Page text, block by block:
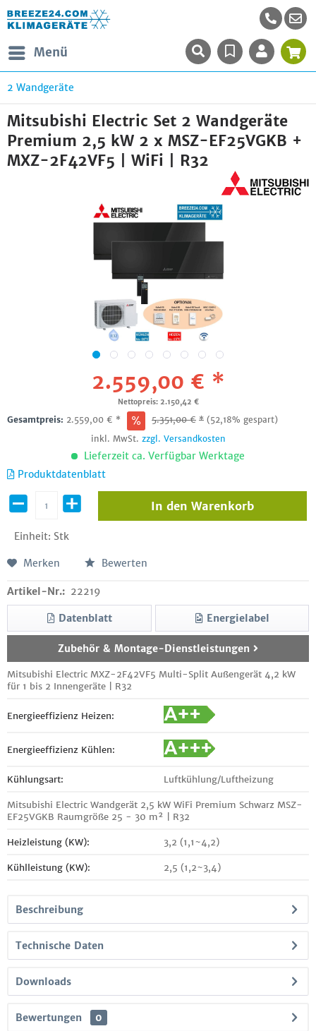
Menü
2 Wandgeräte
Mitsubishi Electric Set 2 Wandgeräte
Premium 2,5 kW 2 x MSZ-EF25VGKB +
MXZ-2F42VF5 | WiFi | R32
2.559,00 € *
Nettopreis: 2.150,42 €
Gesamtpreis: 2.559,00 € * 5.351,00€ * (52,18% gespart)
inkl. MwSt. zzgl. Versandkosten
Lieferzeit ca. Verfügbar Werktage
Produktdatenblatt
Einheit: Stk
In den Warenkorb
Merken Bewerten
Artikel-Nr.: 22219
Datenblatt Energielabel
Zubehör & Montage-Dienstleistungen
Mitsubishi Electric MXZ-2F42VF5 Multi-Split Außengerät 4,2 kW
für 1 bis 2 Innengeräte | R32
Energieeffizienz Heizen:
Energieeffizienz Kühlen:
Kühlungsart: Luftkühlung/Luftheizung
Mitsubishi Electric Wandgerät 2,5 kW WiFi Premium Schwarz MSZ-
EF25VGKB Raumgröße 25 - 30 m² | R32
Heizleistung (KW): 3,2 (1,1~4,2)
Kühlleistung (KW): 2,5 (1,2~3,4)
Beschreibung
Technische Daten
Downloads
Bewertungen 0